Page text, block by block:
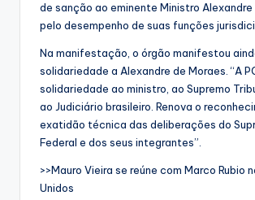
de sanção ao eminente Ministro Alexandre
pelo desempenho de suas funções
Na manifestação, o órgão manifestou
solidariedade a Alexandre de Moraes. “A
solidariedade ao ministro, ao Supremo
ao Judiciário brasileiro. Renova o
exatidão técnica das deliberações do
Federal e dos seus integrantes”.
>>Mauro Vieira se reúne com Marco Rubio
Unidos